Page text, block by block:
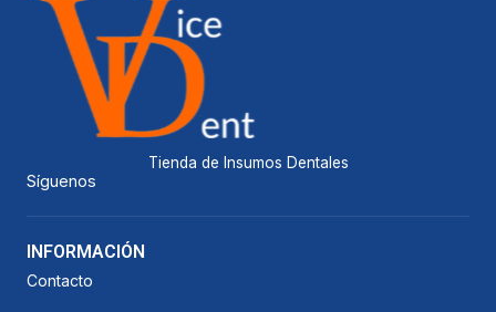
Tienda de Insumos Dentales
Síguenos
INFORMACIÓN
Contacto